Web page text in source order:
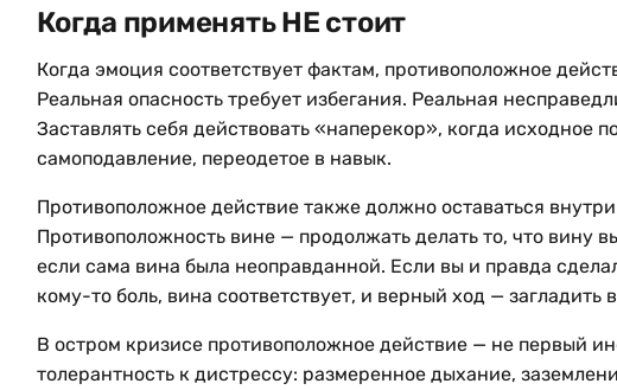
Когда применять НЕ стоит
Когда эмоция соответствует фактам, противоположное
Реальная опасность требует избегания. Реальная
Заставлять себя действовать «наперекор», когда исходное
самоподавление, переодетое в навык.
Противоположное действие также должно оставаться
Противоположность вине — продолжать делать то, что вину
если сама вина была неоправданной. Если вы и правда
кому-то боль, вина соответствует, и верный ход — загладить
В остром кризисе противоположное действие — не первый
толерантность к дистрессу: размеренное дыхание,